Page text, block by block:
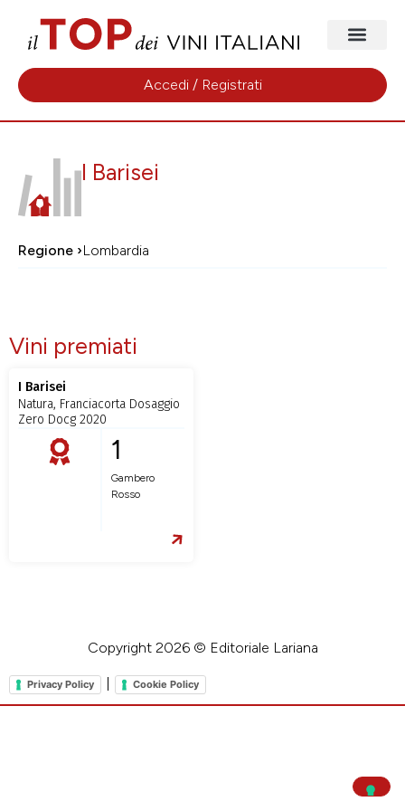
Accedi / Registrati
I Barisei
Regione ›Lombardia
Vini premiati
I Barisei
Natura, Franciacorta Dosaggio
Zero Docg 2020
1
Gambero
Rosso
Copyright 2026 © Editoriale Lariana
Privacy Policy Cookie Policy